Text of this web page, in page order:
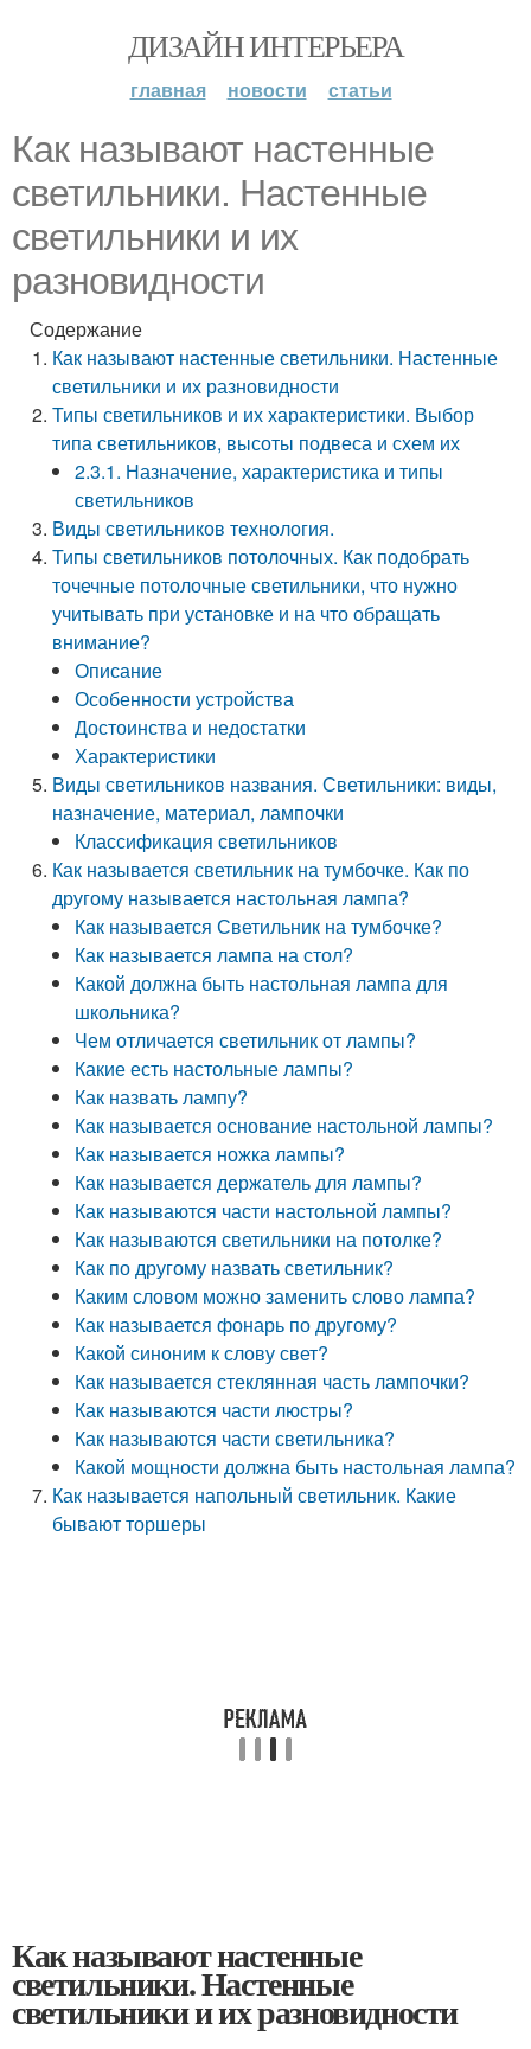
ДИЗАЙН ИНТЕРЬЕРА
главная новости статьи
Как называют настенные
светильники. Настенные
светильники и их
разновидности
Содержание
Как называют настенные светильники. Настенные
светильники и их разновидности
Типы светильников и их характеристики. Выбор
типа светильников, высоты подвеса и схем их
2.3.1. Назначение, характеристика и типы
светильников
Виды светильников технология.
Типы светильников потолочных. Как подобрать
точечные потолочные светильники, что нужно
учитывать при установке и на что обращать
внимание?
Описание
Особенности устройства
Достоинства и недостатки
Характеристики
Виды светильников названия. Светильники: виды,
назначение, материал, лампочки
Классификация светильников
Как называется светильник на тумбочке. Как по
другому называется настольная лампа?
Как называется Светильник на тумбочке?
Как называется лампа на стол?
Какой должна быть настольная лампа для
школьника?
Чем отличается светильник от лампы?
Какие есть настольные лампы?
Как назвать лампу?
Как называется основание настольной лампы?
Как называется ножка лампы?
Как называется держатель для лампы?
Как называются части настольной лампы?
Как называются светильники на потолке?
Как по другому назвать светильник?
Каким словом можно заменить слово лампа?
Как называется фонарь по другому?
Какой синоним к слову свет?
Как называется стеклянная часть лампочки?
Как называются части люстры?
Как называются части светильника?
Какой мощности должна быть настольная лампа?
Как называется напольный светильник. Какие
бывают торшеры
Как называют настенные
светильники. Настенные
светильники и их разновидности